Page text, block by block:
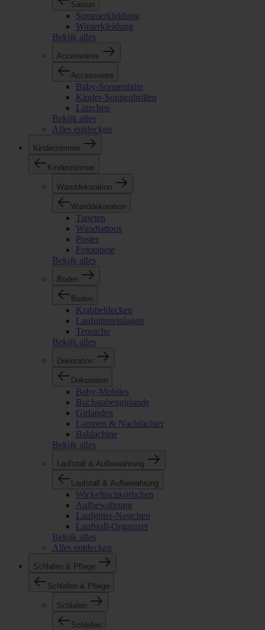
Saison
Sommerkleidung
Winterkleidung
Bekijk alles
Accessoires
Accessoires
Baby-Sonnenhüte
Kinder-Sonnenbrillen
Lätzchen
Bekijk alles
Alles entdecken
Kinderzimmer
Kinderzimmer
Wanddekoration
Wanddekoration
Tapeten
Wandtattoos
Poster
Fototapete
Bekijk alles
Boden
Boden
Krabbeldecken
Laufgittereinlagen
Teppiche
Bekijk alles
Dekoration
Dekoration
Baby-Mobiles
Buchstabengirlande
Girlanden
Lampen & Nachtlichter
Baldachine
Bekijk alles
Laufstall & Aufbewahrung
Laufstall & Aufbewahrung
Wickeltischkörbchen
Aufbewahrung
Laufgitter-Nestchen
Laufstall-Organizer
Bekijk alles
Alles entdecken
Schlafen & Pflege
Schlafen & Pflege
Schlafen
Schlafen